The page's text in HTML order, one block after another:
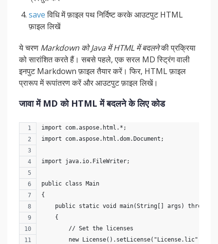
saveविधि में फ़ाइल पथ निर्दिष्ट करके आउटपुट HTML
फ़ाइल लिखें
ये चरण Markdown को Java में HTML में बदलनेकी प्रक्रिया
को सारांशित करते हैं। सबसे पहले, एक सरल MD स्ट्रिंग वाली
इनपुट Markdown फ़ाइल तैयार करें। फिर, HTML फ़ाइल
प्रारूप में रूपांतरण करें और आउटपुट फ़ाइल लिखें।
जावा में MD को HTML में बदलने के लिए कोड
import com.aspose.html.*;
import com.aspose.html.dom.Document;
import java.io.FileWriter;
public class Main
{
public static void main(String[] args) throws
    {
        // Set the licenses
        new License().setLicense("License.lic");